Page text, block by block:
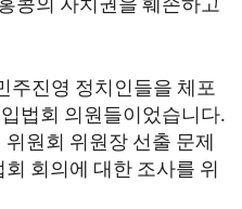
콩의 자치권을 훼손하고
주진영 정치인들을 체포
법회 의원들이었습니다.
원회 위원장 선출 문제
회의에 대한 조사를 위